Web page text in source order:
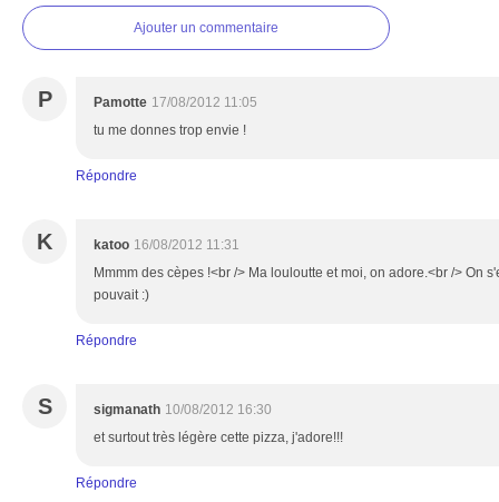
Ajouter un commentaire
P Pamotte 17/08/2012 11:05
tu me donnes trop envie !
Répondre
K katoo 16/08/2012 11:31
Mmmm des cèpes !<br /> Ma louloutte et moi, on adore.<br /> On
pouvait :)
Répondre
S sigmanath 10/08/2012 16:30
et surtout très légère cette pizza, j'adore!!!
Répondre